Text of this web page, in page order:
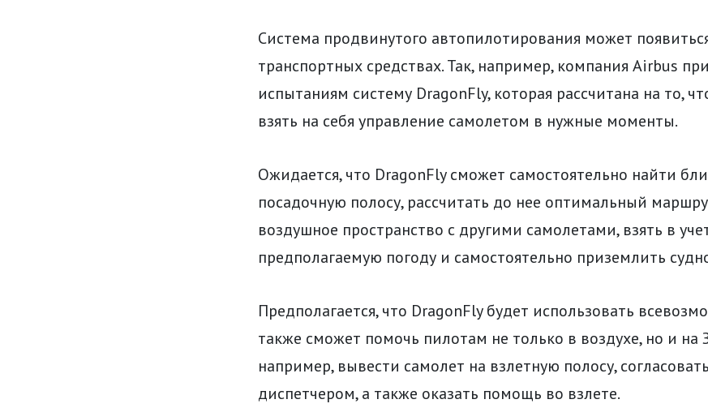
Система продвинутого автопилотирования может
транспортных средствах. Так, например, компания Airbus
испытаниям систему DragonFly, которая рассчитана на то,
взять на себя управление самолетом в нужные моменты.
Ожидается, что DragonFly сможет самостоятельно найти
посадочную полосу, рассчитать до нее оптимальный
воздушное пространство с другими самолетами, взять в
предполагаемую погоду и самостоятельно приземлить
Предполагается, что DragonFly будет использовать
также сможет помочь пилотам не только в воздухе, но и на
например, вывести самолет на взлетную полосу,
диспетчером, а также оказать помощь во взлете.